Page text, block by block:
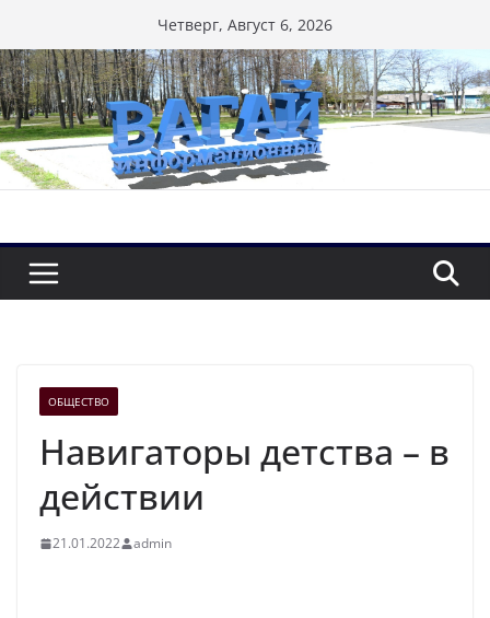
к
содержимому
Четверг, Август 6, 2026
ОБЩЕСТВО
Навигаторы детства – в
действии
21.01.2022 admin